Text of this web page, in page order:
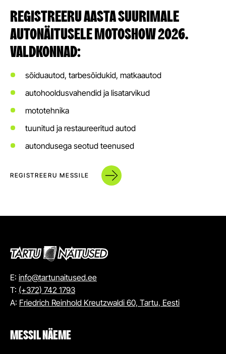
REGISTREERU AASTA SUURIMALE
AUTONÄITUSELE MOTOSHOW 2026.
VALDKONNAD:
sõiduautod, tarbesõidukid, matkaautod
autohooldusvahendid ja lisatarvikud
mototehnika
tuunitud ja restaureeritud autod
autondusega seotud teenused
REGISTREERU MESSILE
E: info@tartunaitused.ee
T: (+372) 742 1793
A: Friedrich Reinhold Kreutzwaldi 60, Tartu, Eesti
MESSIL NÄEME